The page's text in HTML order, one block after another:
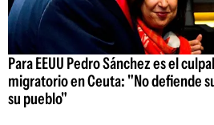
Para EEUU Pedro Sánchez es el
migratorio en Ceuta: "No defiende
su pueblo"